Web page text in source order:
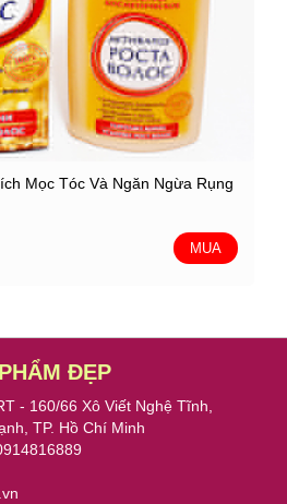
Mọc Tóc Và Ngăn Ngừa Rụng
MUA
ĐẸP
- 160/66 Xô Viết Nghệ Tĩnh,
TP. Hồ Chí Minh